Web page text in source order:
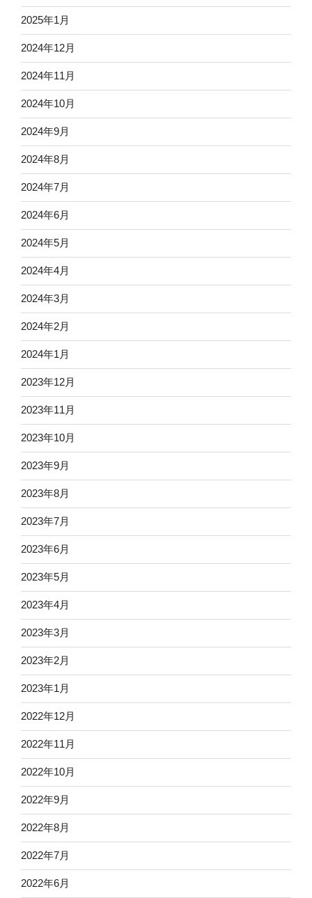
2025年1月
2024年12月
2024年11月
2024年10月
2024年9月
2024年8月
2024年7月
2024年6月
2024年5月
2024年4月
2024年3月
2024年2月
2024年1月
2023年12月
2023年11月
2023年10月
2023年9月
2023年8月
2023年7月
2023年6月
2023年5月
2023年4月
2023年3月
2023年2月
2023年1月
2022年12月
2022年11月
2022年10月
2022年9月
2022年8月
2022年7月
2022年6月